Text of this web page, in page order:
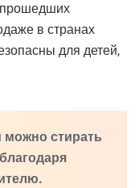
прошедших
в странах
для детей,
можно стирать